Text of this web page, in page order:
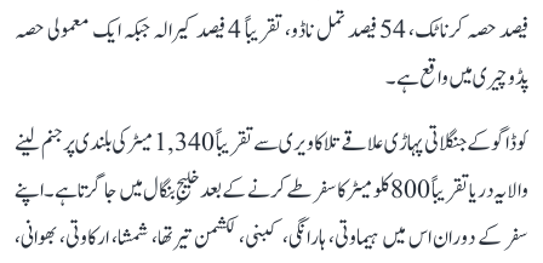
فیصد حصہ کرناٹک، 54 فیصد تمل ناڈو، تقریباً 4 فیصد کیرالہ جبکہ ایک معمولی حصہ
پڈوچیری میں واقع ہے۔
کوڈاگو کے جنگلاتی پہاڑی علاقے تلاکاویری سے تقریباً 1,340 میٹر کی بلندی پر جنم لینے
والا یہ دریا تقریباً 800 کلومیٹر کا سفر طے کرنے کے بعد خلیجِ بنگال میں جا گرتا ہے۔ اپنے
سفر کے دوران اس میں ہیماوتی، ہارانگی، کبنی، لکشمن تیرتھا، شمشا، ارکاوتی، بھوانی،